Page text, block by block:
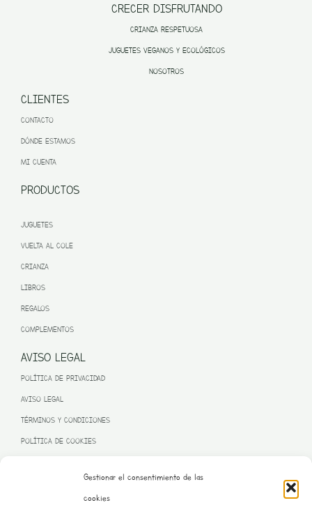
Gestionar el consentimiento de las
cookies
CRECER DISFRUTANDO
CRIANZA RESPETUOSA
JUGUETES VEGANOS Y ECOLÓGICOS
NOSOTROS
CLIENTES
CONTACTO
DÓNDE ESTAMOS
MI CUENTA
PRODUCTOS
JUGUETES
VUELTA AL COLE
CRIANZA
LIBROS
REGALOS
COMPLEMENTOS
AVISO LEGAL
POLÍTICA DE PRIVACIDAD
AVISO LEGAL
TÉRMINOS Y CONDICIONES
POLÍTICA DE COOKIES